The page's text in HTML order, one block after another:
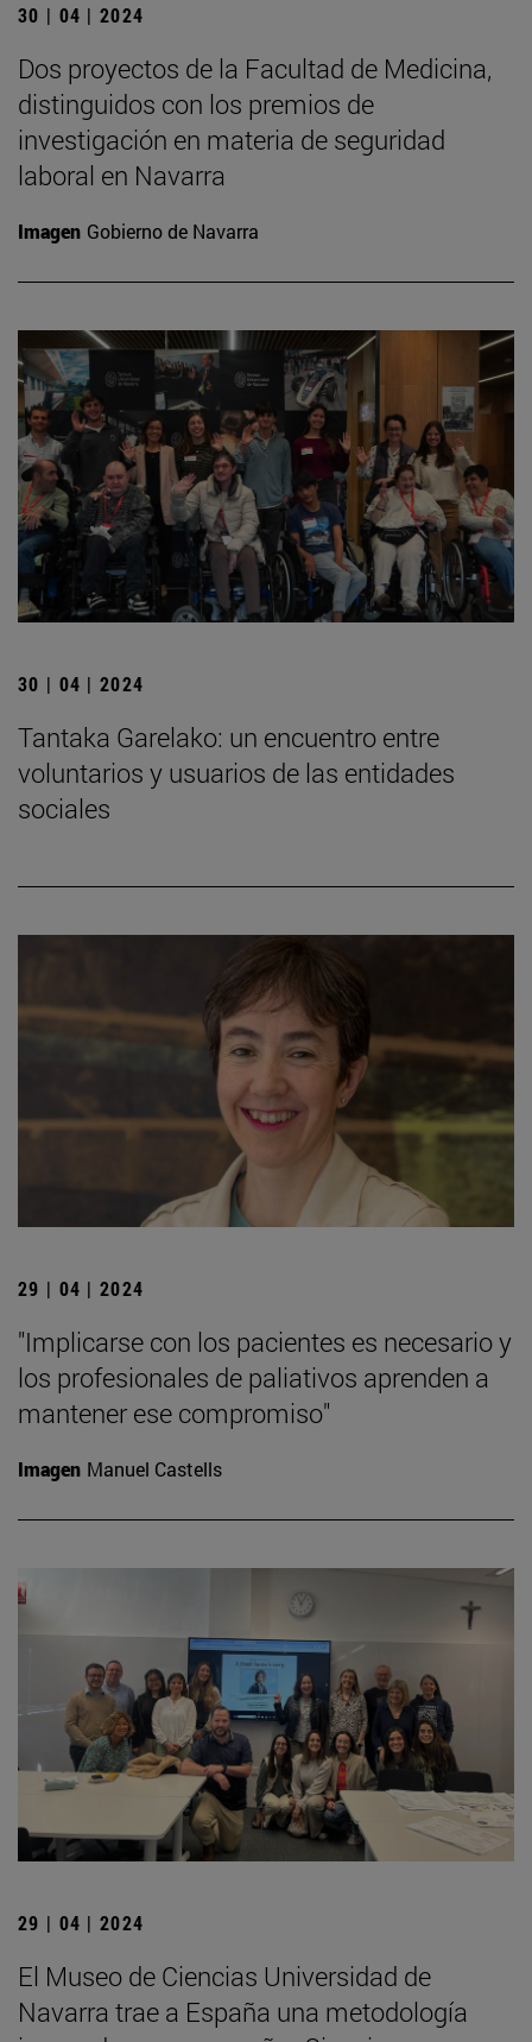
30 | 04 | 2024
Dos proyectos de la Facultad de Medicina,
distinguidos con los premios de
investigación en materia de seguridad
laboral en Navarra
Imagen Gobierno de Navarra
30 | 04 | 2024
Tantaka Garelako: un encuentro entre
voluntarios y usuarios de las entidades
sociales
29 | 04 | 2024
"Implicarse con los pacientes es necesario y
los profesionales de paliativos aprenden a
mantener ese compromiso"
Imagen Manuel Castells
29 | 04 | 2024
El Museo de Ciencias Universidad de
Navarra trae a España una metodología